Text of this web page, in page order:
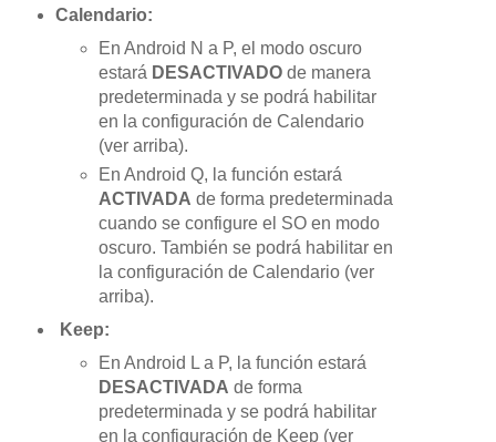
Calendario:
En Android N a P, el modo oscuro
estará DESACTIVADO de manera
predeterminada y se podrá habilitar
en la configuración de Calendario
(ver arriba).
En Android Q, la función estará
ACTIVADA de forma predeterminada
cuando se configure el SO en modo
oscuro. También se podrá habilitar en
la configuración de Calendario (ver
arriba).
Keep:
En Android L a P, la función estará
DESACTIVADA de forma
predeterminada y se podrá habilitar
en la configuración de Keep (ver